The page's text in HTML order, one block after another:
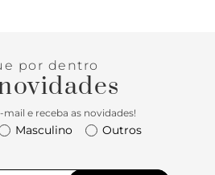
por dentro
e receba as novidades!
Masculino Outros